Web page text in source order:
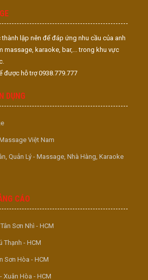
lập nên để đáp ứng nhu cầu của anh
massage, karaoke, bar,... trong khu vực
được hỗ trợ 0938.779.777
DỤNG
Việt Nam
Quản Lý - Massage, Nhà Hàng, Karaoke
CÁO
Sơn Nhì - HCM
Thạnh - HCM
Sơn Hòa - HCM
Xuân Hòa - HCM